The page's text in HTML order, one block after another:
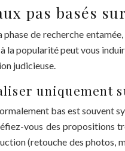
pas basés
phase de recherche
la popularité peut vous
judicieuse.
uniquement
bas est souvent
vous des propositions
(retouche des photos,